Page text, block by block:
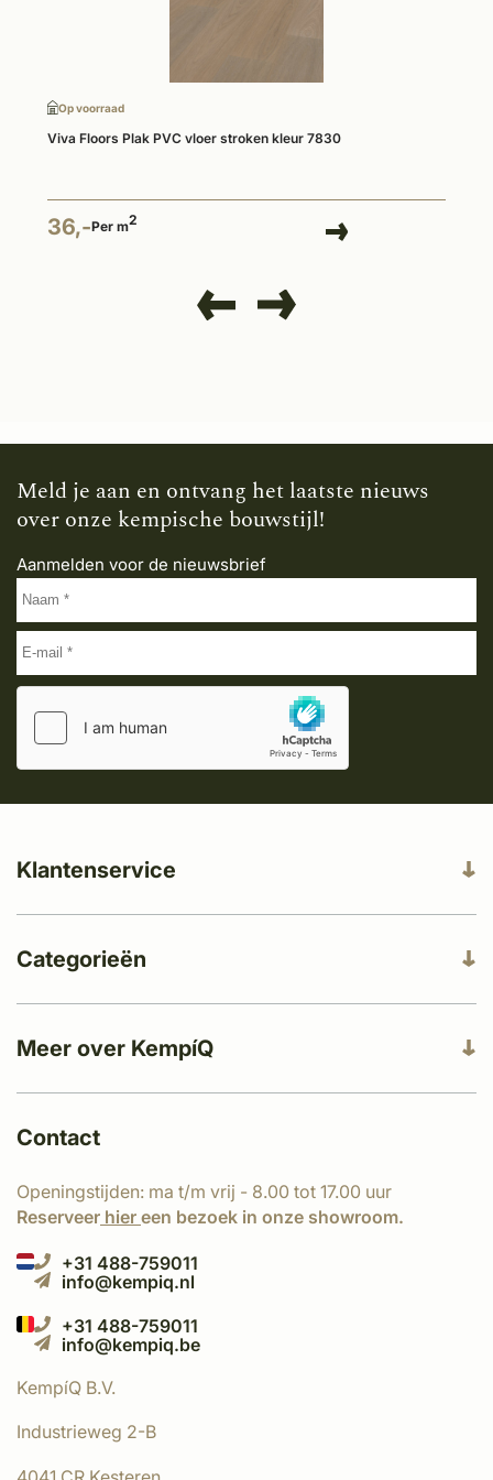
Op voorraad
Viva Floors Plak PVC vloer stroken kleur 7830
36,-Per m2
Meld je aan en ontvang het laatste nieuws
over onze kempische bouwstijl!
Aanmelden voor de nieuwsbrief
Meer over KempíQ
Klantenservice
Categorieën
Contact
Openingstijden: ma t/m vrij - 8.00 tot 17.00 uur
Reserveer hier een bezoek in onze showroom.
+31 488-759011
info@kempiq.nl
+31 488-759011
info@kempiq.be
KempíQ B.V.
Industrieweg 2-B